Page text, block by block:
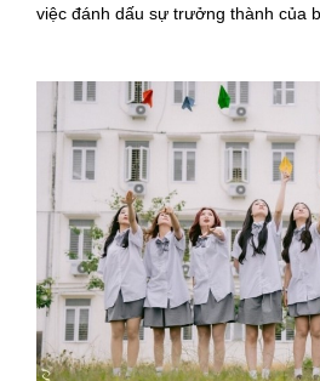
việc đánh dấu sự trưởng thành của